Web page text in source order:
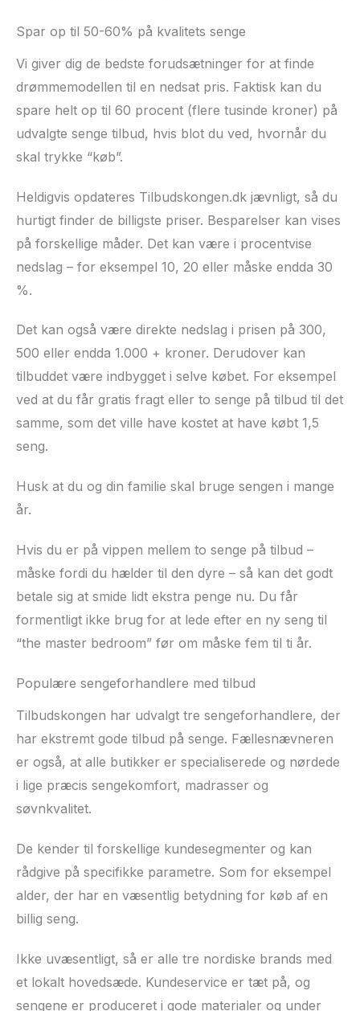
Spar op til 50-60% på kvalitets senge
Vi giver dig de bedste forudsætninger for at finde
drømmemodellen til en nedsat pris. Faktisk kan du
spare helt op til 60 procent (flere tusinde kroner) på
udvalgte senge tilbud, hvis blot du ved, hvornår du
skal trykke “køb”.
Heldigvis opdateres Tilbudskongen.dk jævnligt, så du
hurtigt finder de billigste priser. Besparelser kan vises
på forskellige måder. Det kan være i procentvise
nedslag – for eksempel 10, 20 eller måske endda 30
%.
Det kan også være direkte nedslag i prisen på 300,
500 eller endda 1.000 + kroner. Derudover kan
tilbuddet være indbygget i selve købet. For eksempel
ved at du får gratis fragt eller to senge på tilbud til det
samme, som det ville have kostet at have købt 1,5
seng.
Husk at du og din familie skal bruge sengen i mange
år.
Hvis du er på vippen mellem to senge på tilbud –
måske fordi du hælder til den dyre – så kan det godt
betale sig at smide lidt ekstra penge nu. Du får
formentligt ikke brug for at lede efter en ny seng til
“the master bedroom” før om måske fem til ti år.
Populære sengeforhandlere med tilbud
Tilbudskongen har udvalgt tre sengeforhandlere, der
har ekstremt gode tilbud på senge. Fællesnævneren
er også, at alle butikker er specialiserede og nørdede
i lige præcis sengekomfort, madrasser og
søvnkvalitet.
De kender til forskellige kundesegmenter og kan
rådgive på specifikke parametre. Som for eksempel
alder, der har en væsentlig betydning for køb af en
billig seng.
Ikke uvæsentligt, så er alle tre nordiske brands med
et lokalt hovedsæde. Kundeservice er tæt på, og
sengene er produceret i gode materialer og under